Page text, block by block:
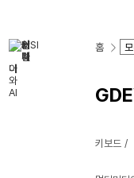
홈
키보드